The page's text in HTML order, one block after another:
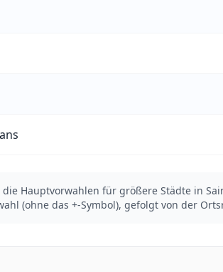
die Hauptvorwahlen für größere Städte in
(ohne das +-Symbol), gefolgt von der